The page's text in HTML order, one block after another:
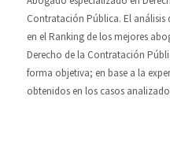
Contratación Pública. El
en el Ranking de los mejores
Derecho de la Contratación
forma objetiva; en base a la
obtenidos en los casos